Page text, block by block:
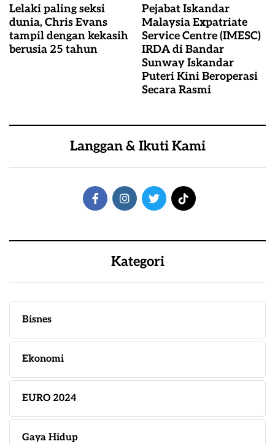
Lelaki paling seksi
dunia, Chris Evans
tampil dengan kekasih
berusia 25 tahun
Pejabat Iskandar
Malaysia Expatriate
Service Centre (IMESC)
IRDA di Bandar
Sunway Iskandar
Puteri Kini Beroperasi
Secara Rasmi
Langgan & Ikuti Kami
Kategori
Bisnes
Ekonomi
EURO 2024
Gaya Hidup